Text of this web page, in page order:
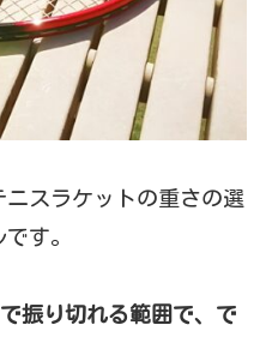
スラケットの重さの選
す。
振り切れる範囲で、で